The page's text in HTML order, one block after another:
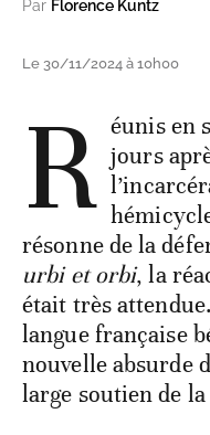
Par Florence Kuntz
Le 30/11/2024 à 10h00
R éunis en
jours
résonne de la
urbi et orbi, la
était très
langue française
nouvelle absurde
large soutien de